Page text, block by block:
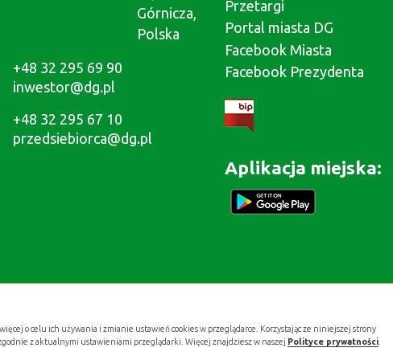
o celu ich używania i zmianie ustawień cookies w przeglądarce. Korzystając ze niniejszej strony
z aktualnymi ustawieniami przeglądarki. Więcej znajdziesz w naszej Polityce prywatności
Górnicza,
Polska
+48 32 295 69 90
inwestor@dg.pl
+48 32 295 67 10
przedsiebiorca@dg.pl
Przetargi
Portal miasta DG
Facebook Miasta
Facebook Prezydenta
Aplikacja miejska: